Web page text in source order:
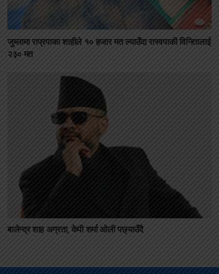
जुम्लामा राप्रपाका शाहीले १० हजार मत ल्याउँदा रास्वपाकी विनितालाई
२३० मत
बालेन्द्र शाह अग्रता, केपी शर्मा ओली पछ्याउँदै